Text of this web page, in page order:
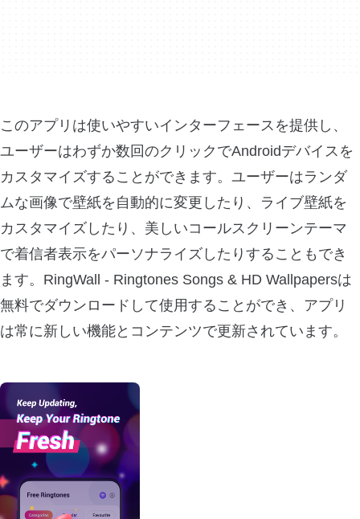
このアプリは使いやすいインターフェースを提供し、
ユーザーはわずか数回のクリックでAndroidデバイスを
カスタマイズすることができます。ユーザーはランダ
ムな画像で壁紙を自動的に変更したり、ライブ壁紙を
カスタマイズしたり、美しいコールスクリーンテーマ
で着信者表示をパーソナライズしたりすることもでき
ます。RingWall - Ringtones Songs & HD Wallpapersは
無料でダウンロードして使用することができ、アプリ
は常に新しい機能とコンテンツで更新されています。